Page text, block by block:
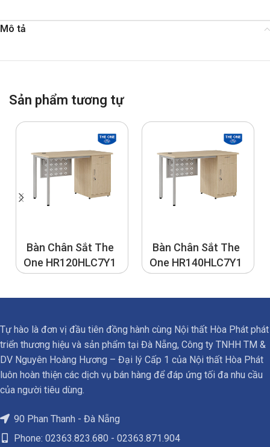
Mô tả
Sản phẩm tương tự
Bàn Chân Sắt The
One HR120HLC7Y1
Bàn Chân Sắt The
One HR140HLC7Y1
Tự hào là đơn vị đầu tiên đồng hành cùng Nội thất Hòa Phát phát
triển thương hiệu và sản phẩm tại Đà Nẵng, Công ty TNHH TM &
DV Nguyên Hoàng Hương – Đại lý Cấp 1 của Nội thất Hòa Phát
luôn hoàn thiện các dịch vụ bán hàng để đáp ứng tối đa nhu cầu
của người tiêu dùng.
90 Phan Thanh - Đà Nẵng
Phone: 02363.823.680 - 02363.871.904